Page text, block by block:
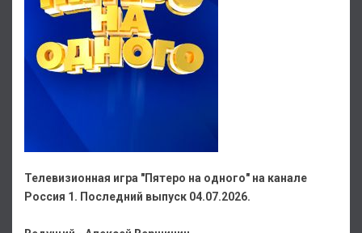
Телевизионная игра "Пятеро на одного" на канале
Россия 1. Последний выпуск 04.07.2026.